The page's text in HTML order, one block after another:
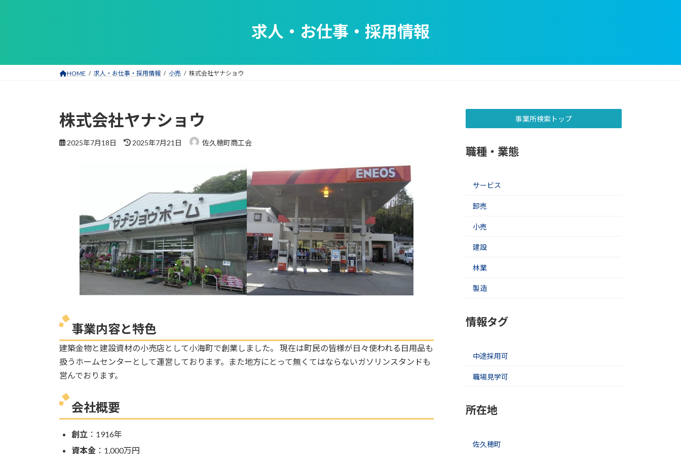
へ
ョ
求人・お仕事・採用情報
HOME 求人・お仕事・採用情報 小売 株式会社ヤナショウ
株式会社ヤナショウ
2025年7月18日
最
:
2025年7月21日 佐久穂町商工会
事業内容と特色
建築金物と建設資材の小売店として小海町で創業しました。 現在は町民の皆様が日々使われる日用品も
扱うホームセンターとして運営しております。また地方にとって無くてはならないガソリンスタンドも
営んでおります。
会社概要
創立 ：1916年
資本金 ：1,000万円
事業所検索トップ
職種・業態
サービス
卸売
小売
建設
林業
製造
情報タグ
中途採用可
職場見学可
所在地
佐久穂町